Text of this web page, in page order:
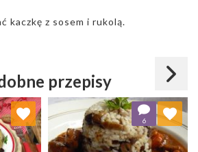
kaczkę z sosem i rukolą.
przepisy
6
Dodaj do ulubionych
Wybierz listę: